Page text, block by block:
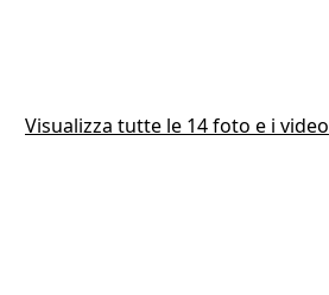
Visualizza tutte le 14 foto e i video